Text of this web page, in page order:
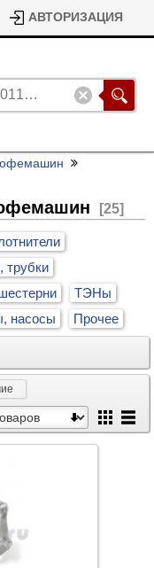
АВТОРИЗАЦИЯ
[25]
трубки
ТЭНы
насосы Прочее